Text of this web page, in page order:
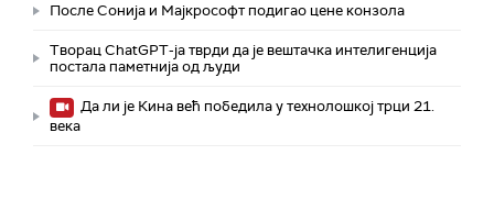
После Сонија и Мајкрософт подигао цене конзола
Творац ChatGPT-ја тврди да је вештачка интелигенција
постала паметнија од људи
Да ли је Кина већ победила у технолошкој трци 21.
века